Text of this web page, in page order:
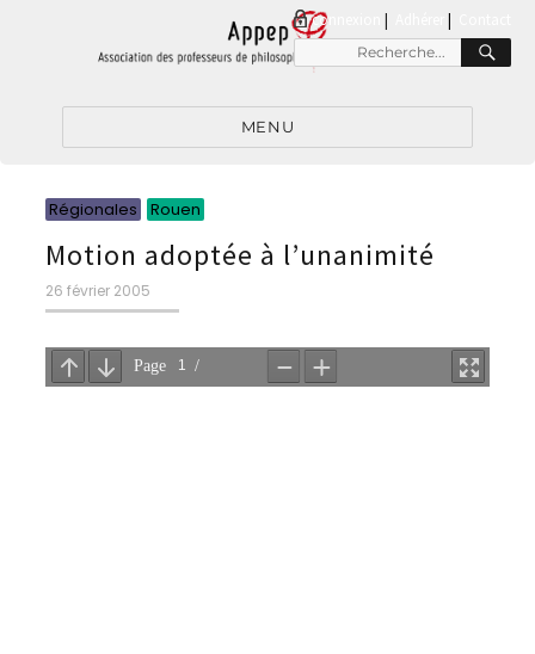
connexion |
Recherche
pour
MENU
Régionales Rouen
Motion adoptée à l’unanimité
Publié
le
26 février 2005